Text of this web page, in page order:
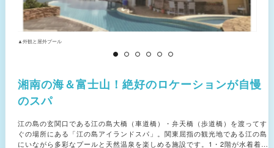
▲外観と屋外プール
湘南の海＆富士山！絶好のロケーションが自慢
のスパ
江の島の玄関口である江の島大橋（車道橋）・弁天橋（歩道橋）を渡ってす
ぐの場所にある「江の島アイランドスパ」。関東屈指の観光地である江の島
にいながら多彩なプールと天然温泉を楽しめる施設です。1・2階が水着着